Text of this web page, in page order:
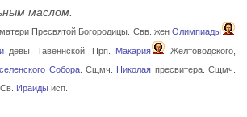
маслом.
матери Пресвятой Богородицы. Свв. женОлимпиады
девы, Тавеннской. Прп. Макария
Желтоводского,
Собора. Сщмч. Николая пресвитера. Сщмч.
Ираидыисп.